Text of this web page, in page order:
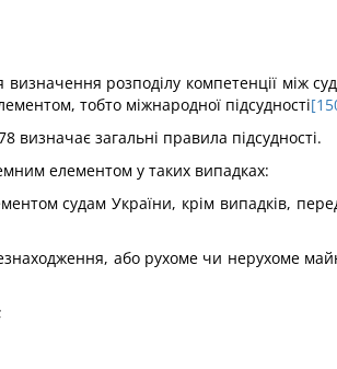
розподілу компетенції між
тобто міжнародної підсудності
визначає загальні правила підсудності.
елементом у таких випадках:
судам України, крім випадків,
або рухоме чи нерухоме